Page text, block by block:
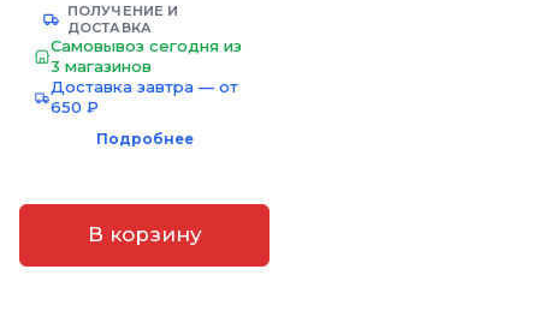
ПОЛУЧЕНИЕ И
ДОСТАВКА
Самовывоз сегодня из
3 магазинов
Доставка завтра — от
650 ₽
Подробнее
В корзину